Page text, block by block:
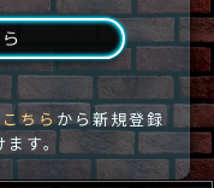
こちらから新規登録
ます。